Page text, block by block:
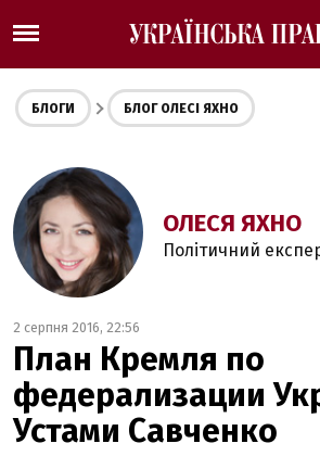
БЛОГИ БЛОГ ОЛЕСІ ЯХНО
ОЛЕСЯ ЯХНО
Політичний
2 серпня 2016, 22:56
План Кремля по
федерализации
Устами Савченко